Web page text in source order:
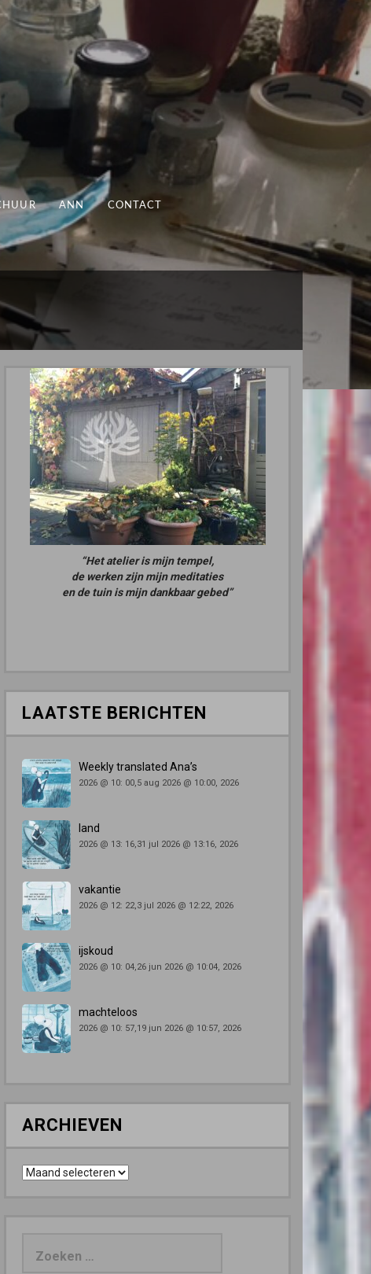
ANN CONTACT
“Het atelier is mijn tempel,
de werken zijn mijn meditaties
en de tuin is mijn dankbaar gebed”
LAATSTE BERICHTEN
Weekly translated Ana’s
2026 @ 10: 00,5 aug 2026 @ 10:00, 2026
land
2026 @ 13: 16,31 jul 2026 @ 13:16, 2026
vakantie
2026 @ 12: 22,3 jul 2026 @ 12:22, 2026
ijskoud
2026 @ 10: 04,26 jun 2026 @ 10:04, 2026
machteloos
2026 @ 10: 57,19 jun 2026 @ 10:57, 2026
ARCHIEVEN
Archieven